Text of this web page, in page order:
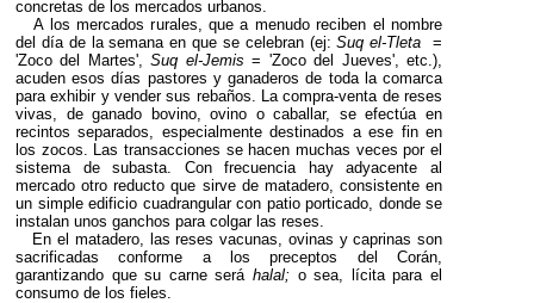
concretas de los mercados urbanos.
A los mercados rurales, que a menudo reciben el nombre
del día de la semana en que se celebran (ej:Suq el-Tleta =
'Zoco del Martes',Suq el-Jemis = 'Zoco del Jueves', etc.),
acuden esos días pastores y ganaderos de toda la comarca
para exhibir y vender sus rebaños. La compra-venta de reses
vivas, de ganado bovino, ovino o caballar, se efectúa en
recintos separados, especialmente destinados a ese fin en
los zocos. Las transacciones se hacen muchas veces por el
sistema de subasta. Con frecuencia hay adyacente al
mercado otro reducto que sirve de matadero, consistente en
un simple edificio cuadrangular con patio porticado, donde se
instalan unos ganchos para colgar las reses.
En el matadero, las reses vacunas, ovinas y caprinas son
sacrificadas conforme a los preceptos del Corán,
garantizando que su carne será halal; o sea, lícita para el
consumo de los fieles.